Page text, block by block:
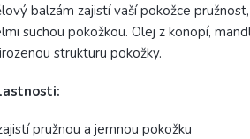
balzám zajistí vaší pokožce
suchou pokožkou. Olej z konopí,
strukturu pokožky.
pružnou a jemnou pokožku